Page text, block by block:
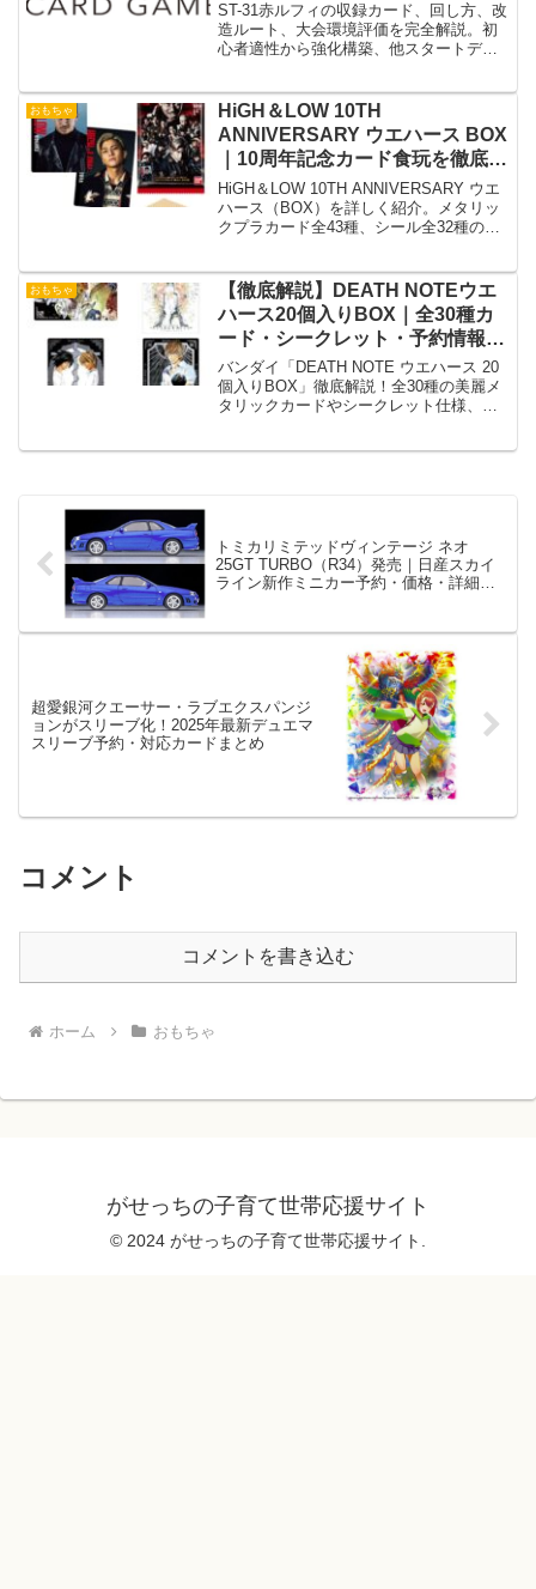
トデッキ比較まとめ
ST-31赤ルフィの収録カード、回し方、改
造ルート、大会環境評価を完全解説。初
心者適性から強化構築、他スタートデッ
おもちゃ
HiGH＆LOW 10TH
ANNIVERSARY ウエハース BOX
｜10周年記念カード食玩を徹底解
説
HiGH＆LOW 10TH ANNIVERSARY ウエ
ハース（BOX）を詳しく紹介。メタリッ
クプラカード全43種、シール全32種の仕
おもちゃ
【徹底解説】DEATH NOTEウエ
ハース20個入りBOX｜全30種カ
ード・シークレット・予約情報ま
とめ
バンダイ「DEATH NOTE ウエハース 20
個入りBOX」徹底解説！全30種の美麗メ
タリックカードやシークレット仕様、予
トミカリミテッドヴィンテージ ネオ
25GT TURBO（R34）発売｜日産スカイ
ライン新作ミニカー予約・価格・詳細ガ
超愛銀河クエーサー・ラブエクスパンジ
ョンがスリーブ化！2025年最新デュエマ
スリーブ予約・対応カードまとめ
コメント
コメントを書き込む
ホーム おもちゃ
がせっちの子育て世帯応援サイト
© 2024 がせっちの子育て世帯応援サイト.